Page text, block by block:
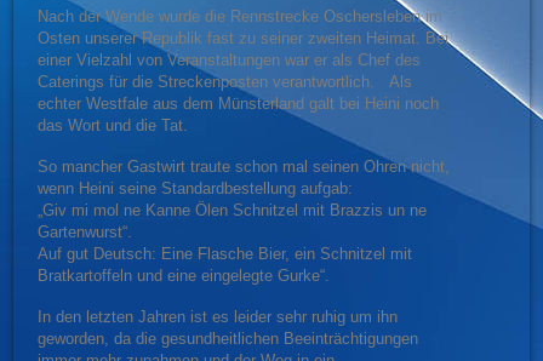
Nach der Wende wurde die Rennstrecke Oschersleben im
Osten unserer Republik fast zu seiner zweiten Heimat. Bei
einer Vielzahl von Veranstaltungen war er als Chef des
Caterings für die Streckenposten verantwortlich.Als
echter Westfale aus dem Münsterland galt bei Heini noch
das Wort und die Tat.
So mancher Gastwirt traute schon mal seinen Ohren nicht,
wenn Heini seine Standardbestellung aufgab:
„Giv mi mol ne Kanne Ölen Schnitzel mit Brazzis un ne
Gartenwurst“.
Auf gut Deutsch: Eine Flasche Bier, ein Schnitzel mit
Bratkartoffeln und eine eingelegte Gurke“.
n den letzten Jahren ist es leider sehr ruhig um ihn
geworden, da die gesundheitlichen Beeinträchtigungen